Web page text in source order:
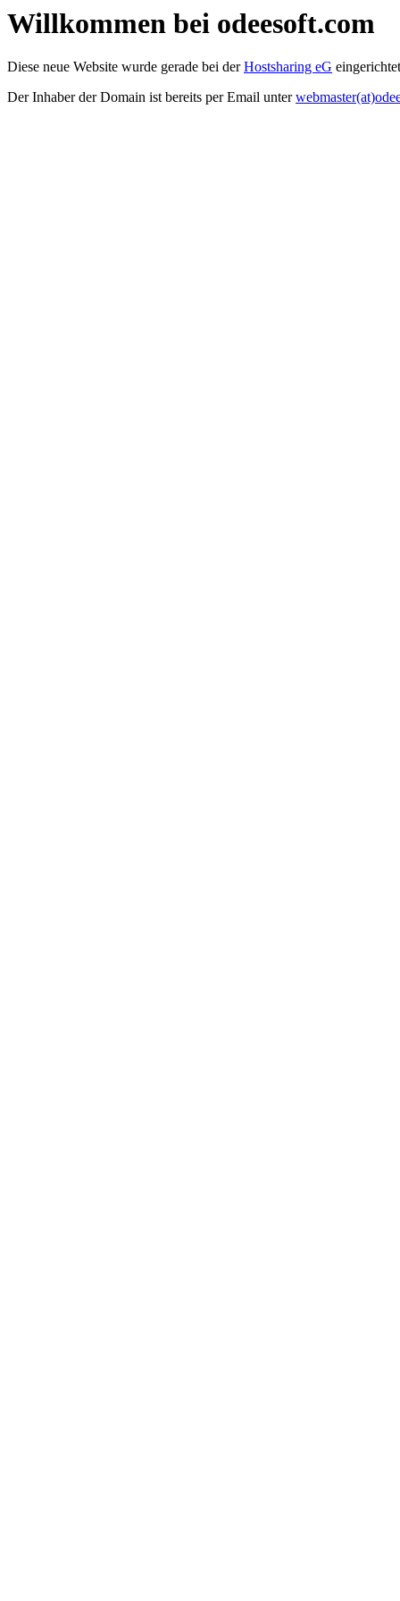
Willkommen bei odeesoft.com
Diese neue Website wurde gerade bei derHostsharing eG
Der Inhaber der Domain ist bereits per Email unter